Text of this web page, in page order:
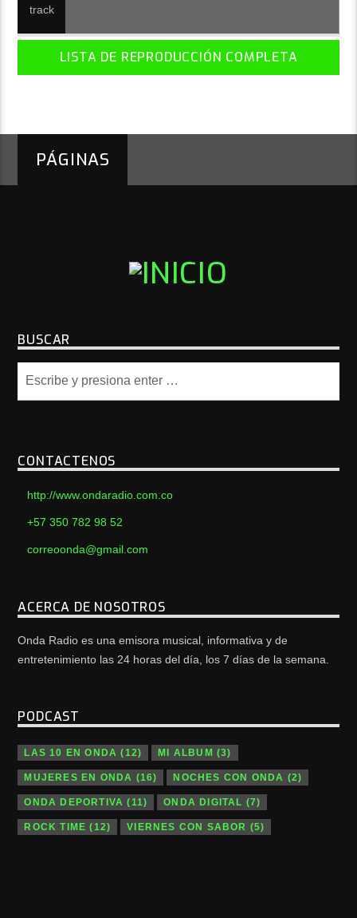
LISTA DE REPRODUCCIÓN COMPLETA
PÁGINAS
BUSCAR
CONTACTENOS
http://www.ondaradio.com.co
+57 350 782 98 52
correoonda@gmail.com
ACERCA DE NOSOTROS
Onda Radio es una emisora musical, informativa y de
entretenimiento las 24 horas del día, los 7 días de la semana.
PODCAST
LAS 10 EN ONDA (12) MI ALBUM (3)
MUJERES EN ONDA (16) NOCHES CON ONDA (2)
ONDA DEPORTIVA (11) ONDA DIGITAL (7)
ROCK TIME (12) VIERNES CON SABOR (5)